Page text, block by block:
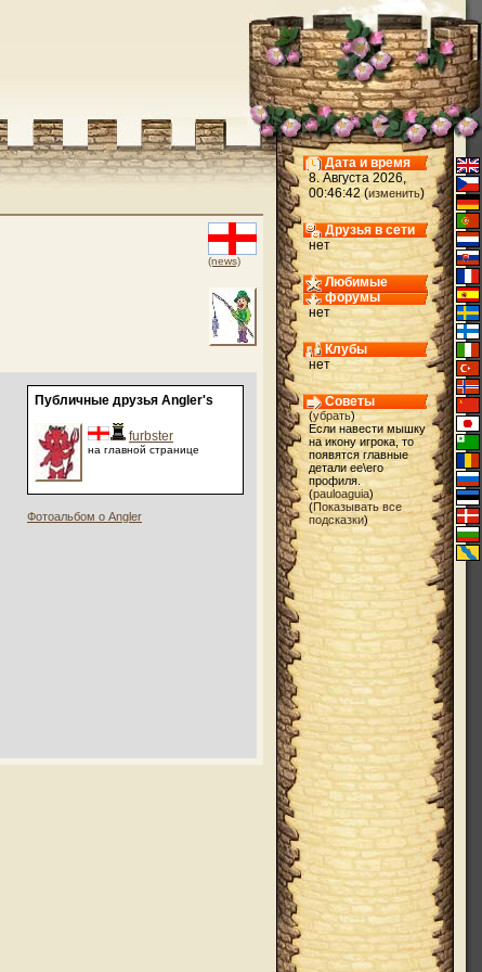
(news)
Публичные друзья Angler's
furbster
на главной странице
Фотоальбом о Angler
Дата и время
8. Августа 2026,
00:46:42 (изменить)
Друзья в сети
нет
Любимые
форумы
нет
Клубы
нет
Советы
(убрать)
Если навести мышку
на икону игрока, то
появятся главные
детали ее\его
профиля.
(pauloaguia)
(Показывать все
подсказки)